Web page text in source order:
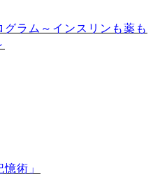
グラム～インスリンも薬も
術」